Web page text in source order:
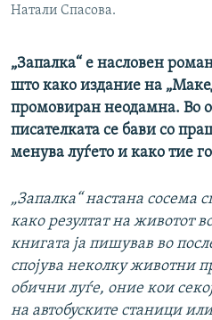
Натали Спасова.
„Запалка“ е насловен
што како издание на
промовиран неодамна. Во
писателката се бави со
менува луѓето и како тие
„Запалка“ настана сосема
како резултат на животот
книгата ја пишував во
спојува неколку животни
обични луѓе, оние кои
на автобуските станици